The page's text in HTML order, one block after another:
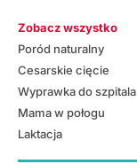
Zobacz wszystko
Poród naturalny
Cesarskie cięcie
Wyprawka do szpitala
Mama w połogu
Laktacja